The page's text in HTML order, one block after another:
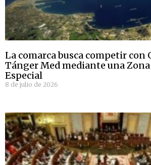
La comarca busca competir con
Tánger Med mediante una
Especial
8 de julio de 2026